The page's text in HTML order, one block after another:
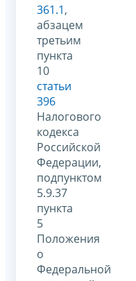
361.1,
абзацем
третьим
пункта
10
статьи
396
Налогового
кодекса
Российской
Федерации,
подпунктом
5.9.37
пункта
5
Положения
о
Федеральной